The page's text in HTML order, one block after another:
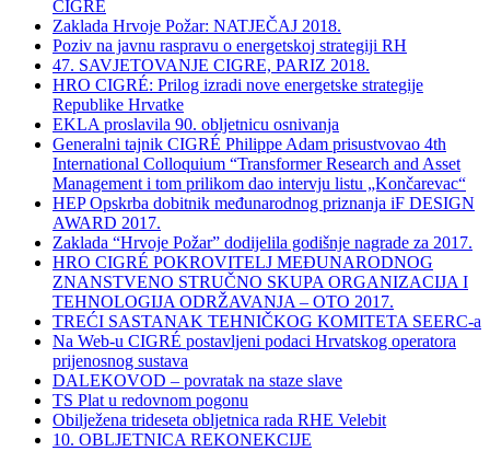
CIGRÉ
Zaklada Hrvoje Požar: NATJEČAJ 2018.
Poziv na javnu raspravu o energetskoj strategiji RH
47. SAVJETOVANJE CIGRE, PARIZ 2018.
HRO CIGRÉ: Prilog izradi nove energetske strategije
Republike Hrvatke
EKLA proslavila 90. obljetnicu osnivanja
Generalni tajnik CIGRÉ Philippe Adam prisustvovao 4th
International Colloquium “Transformer Research and Asset
Management i tom prilikom dao intervju listu „Končarevac“
HEP Opskrba dobitnik međunarodnog priznanja iF DESIGN
AWARD 2017.
Zaklada “Hrvoje Požar” dodijelila godišnje nagrade za 2017.
HRO CIGRÉ POKROVITELJ MEĐUNARODNOG
ZNANSTVENO STRUČNO SKUPA ORGANIZACIJA I
TEHNOLOGIJA ODRŽAVANJA – OTO 2017.
TREĆI SASTANAK TEHNIČKOG KOMITETA SEERC-a
Na Web-u CIGRÉ postavljeni podaci Hrvatskog operatora
prijenosnog sustava
DALEKOVOD – povratak na staze slave
TS Plat u redovnom pogonu
Obilježena trideseta obljetnica rada RHE Velebit
10. OBLJETNICA REKONEKCIJE